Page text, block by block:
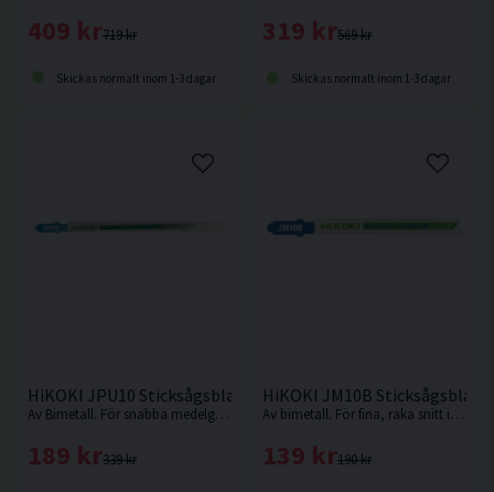
719 kr
409 kr
Skickas normalt inom 1-3 dagar
569 kr
319 kr
Skickas normalt inom 1-3 dagar
HiKOKI JPU10 Sticksågsblad Universal 132x10mm (5-10TPI)
Av Bimetall. För snabba medelgrova till grova snitt i hårdare material som trä med spik, metall, aluminium och ickejärn-metaller
339 kr
189 kr
HiKOKI JM10B Sticksågsblad
Av bimetall. För fina, raka snitt i kryssfaner, mjukt stål, aluminium, legeringar och plast
190 kr
139 kr